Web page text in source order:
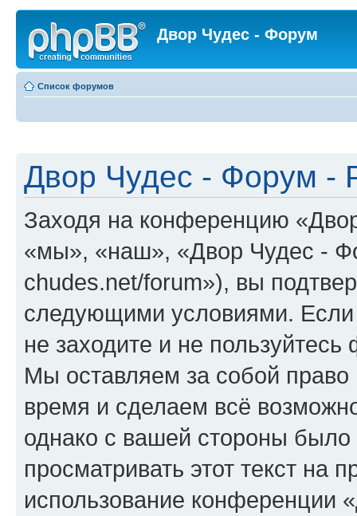
Двор Чудес - Форум
Список форумов
Двор Чудес - Форум -
Заходя на конференцию
«мы», «наш», «Двор Чудес -
chudes.net/forum»), вы
следующими условиями.
не заходите и не
Мы оставляем за собой
время и сделаем всё
однако с вашей стороны
просматривать этот текст на
использование конференции